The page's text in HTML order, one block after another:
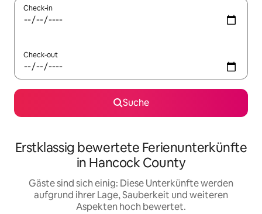
Check-in
Check-out
Suche
Erstklassig bewertete Ferienunterkünfte
in Hancock County
Gäste sind sich einig: Diese Unterkünfte werden
aufgrund ihrer Lage, Sauberkeit und weiteren
Aspekten hoch bewertet.